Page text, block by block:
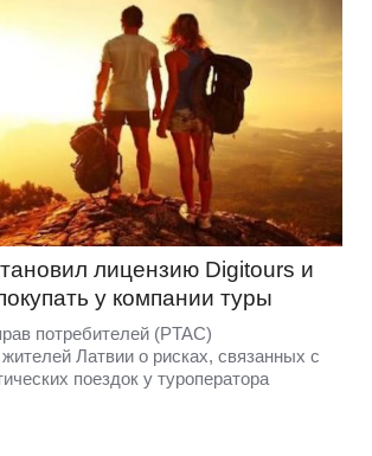
лицензию Digitours и
у компании туры
потребителей (PTAC)
Латвии о рисках, связанных с
поездок у туроператора